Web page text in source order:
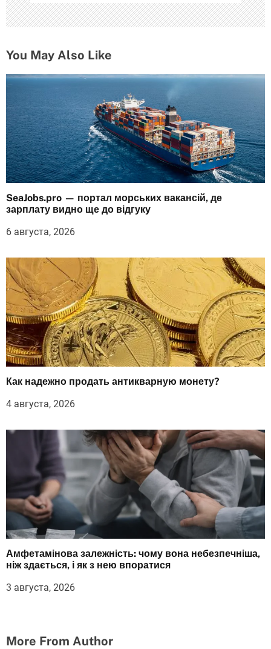
я
You May Also Like
SeaJobs.pro — портал морських вакансій, де
зарплату видно ще до відгуку
6 августа, 2026
Как надежно продать антикварную монету?
4 августа, 2026
Амфетамінова залежність: чому вона небезпечніша,
ніж здається, і як з нею впоратися
3 августа, 2026
More From Author